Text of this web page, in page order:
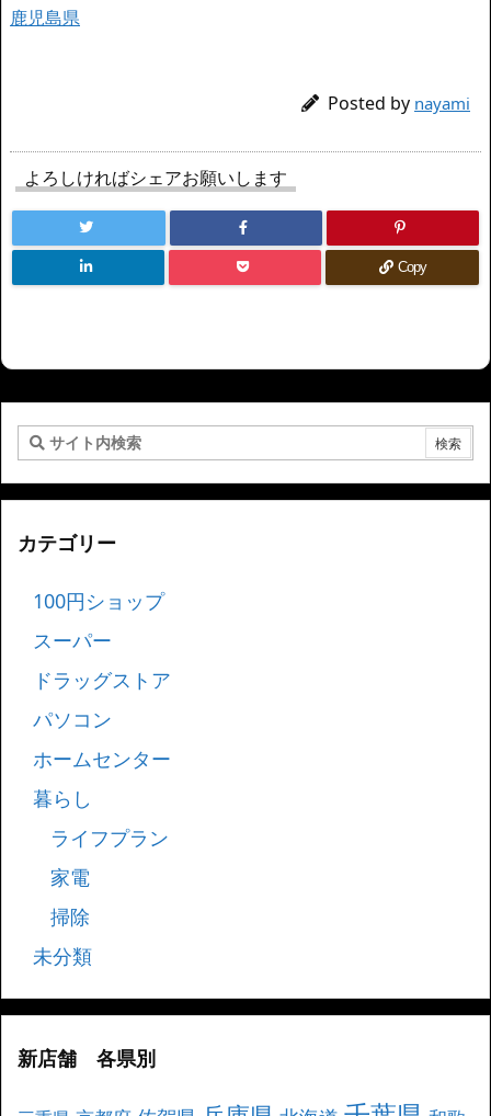
鹿児島県
Posted by nayami
よろしければシェアお願いします
Copy
カテゴリー
100円ショップ
スーパー
ドラッグストア
パソコン
ホームセンター
暮らし
ライフプラン
家電
掃除
未分類
新店舗 各県別